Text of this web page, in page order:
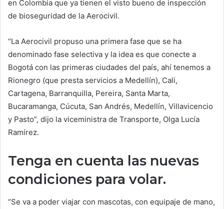
en Colombia que ya tienen el visto bueno de inspección
de bioseguridad de la Aerocivil.
“La Aerocivil propuso una primera fase que se ha
denominado fase selectiva y la idea es que conecte a
Bogotá con las primeras ciudades del país, ahí tenemos a
Rionegro (que presta servicios a Medellín), Cali,
Cartagena, Barranquilla, Pereira, Santa Marta,
Bucaramanga, Cúcuta, San Andrés, Medellín, Villavicencio
y Pasto”, dijo la viceministra de Transporte, Olga Lucía
Ramírez.
Tenga en cuenta las nuevas
condiciones para volar.
“Se va a poder viajar con mascotas, con equipaje de mano,